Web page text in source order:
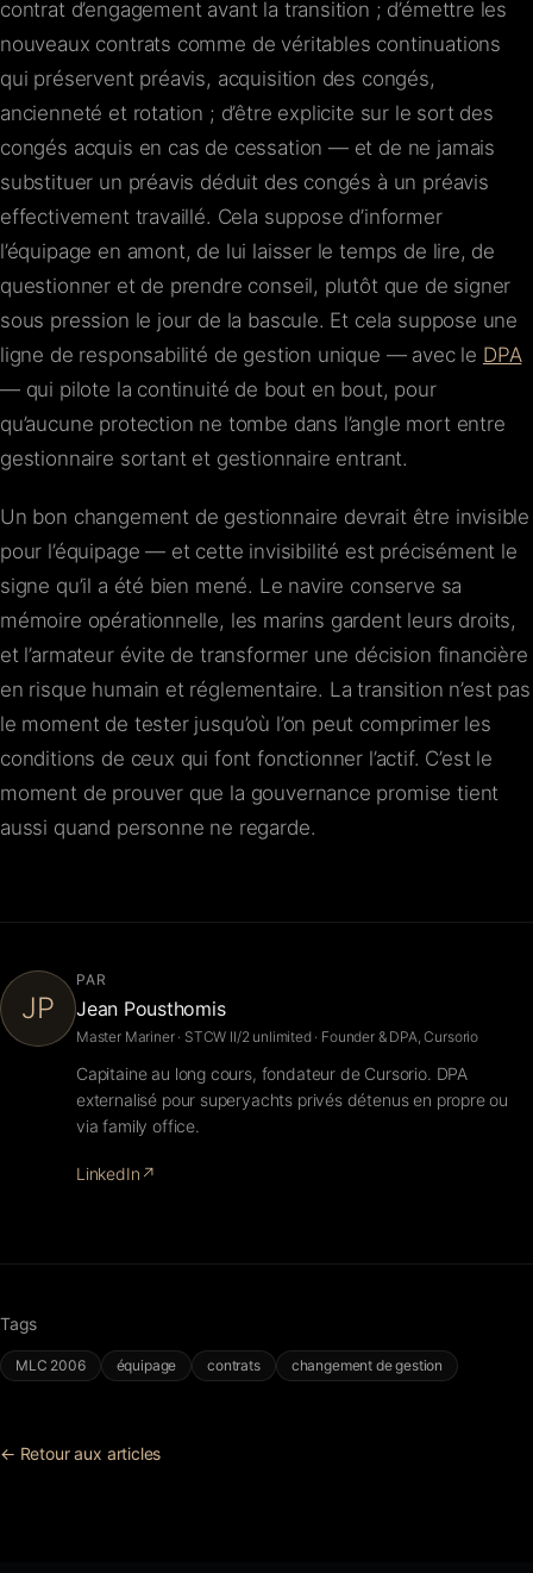
contrat d’engagement avant la transition ; d’émettre les
nouveaux contrats comme de véritables continuations
qui préservent préavis, acquisition des congés,
ancienneté et rotation ; d’être explicite sur le sort des
congés acquis en cas de cessation — et de ne jamais
substituer un préavis déduit des congés à un préavis
effectivement travaillé. Cela suppose d’informer
l’équipage en amont, de lui laisser le temps de lire, de
questionner et de prendre conseil, plutôt que de signer
sous pression le jour de la bascule. Et cela suppose une
ligne de responsabilité de gestion unique — avec le DPA
— qui pilote la continuité de bout en bout, pour
qu’aucune protection ne tombe dans l’angle mort entre
gestionnaire sortant et gestionnaire entrant.
Un bon changement de gestionnaire devrait être invisible
pour l’équipage — et cette invisibilité est précisément le
signe qu’il a été bien mené. Le navire conserve sa
mémoire opérationnelle, les marins gardent leurs droits,
et l’armateur évite de transformer une décision financière
en risque humain et réglementaire. La transition n’est pas
le moment de tester jusqu’où l’on peut comprimer les
conditions de ceux qui font fonctionner l’actif. C’est le
moment de prouver que la gouvernance promise tient
aussi quand personne ne regarde.
JP
PAR
Jean Pousthomis
Master Mariner · STCW II/2 unlimited · Founder & DPA, Cursorio
Capitaine au long cours, fondateur de Cursorio. DPA
externalisé pour superyachts privés détenus en propre ou
via family office.
LinkedIn ↗
Tags
MLC 2006 équipage contrats changement de gestion
← Retour aux articles